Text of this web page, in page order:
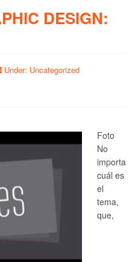
DESIGN:
Under: Uncategorized
Foto
No
importa
cuál es
el
tema,
que,